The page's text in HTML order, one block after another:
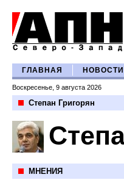
ГЛАВНАЯ НОВОСТИ
Воскресенье, 9 августа 2026
Степан Григорян
МНЕНИЯ